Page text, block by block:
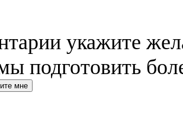
укажите
подготовить
мне